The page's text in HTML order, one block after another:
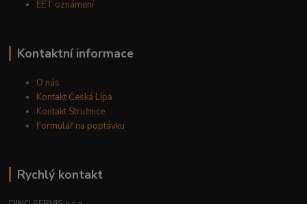
EET oznámení
Kontaktní informace
O nás
Kontakt Česká Lípa
Kontakt Stružnice
Formulář na poptávku
Rychlý kontakt